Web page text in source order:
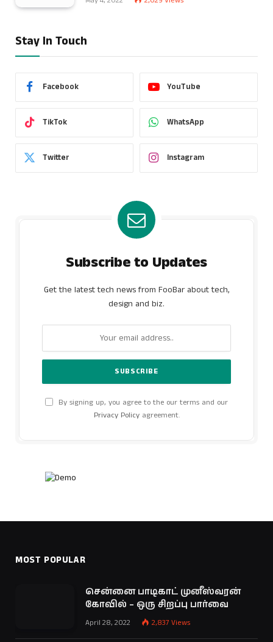
Stay In Touch
Facebook YouTube
TikTok WhatsApp
Twitter Instagram
Subscribe to Updates
Get the latest tech news from FooBar about tech,
design and biz.
By signing up, you agree to the our terms and our
Privacy Policyagreement.
MOST POPULAR
சென்னை பாடிகாட் முனீஸ்வரன்
கோவில் – ஒரு சிறப்பு பார்வை
April 28, 2022 2,837 Views